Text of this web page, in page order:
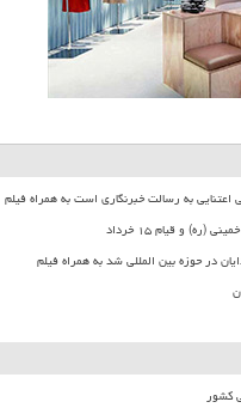
اعتنایی به رسالت خبرنگاری است به همراه فیلم
و قیام ۱۵ خرداد
در حوزه بین المللی شد به همراه فیلم
کشور